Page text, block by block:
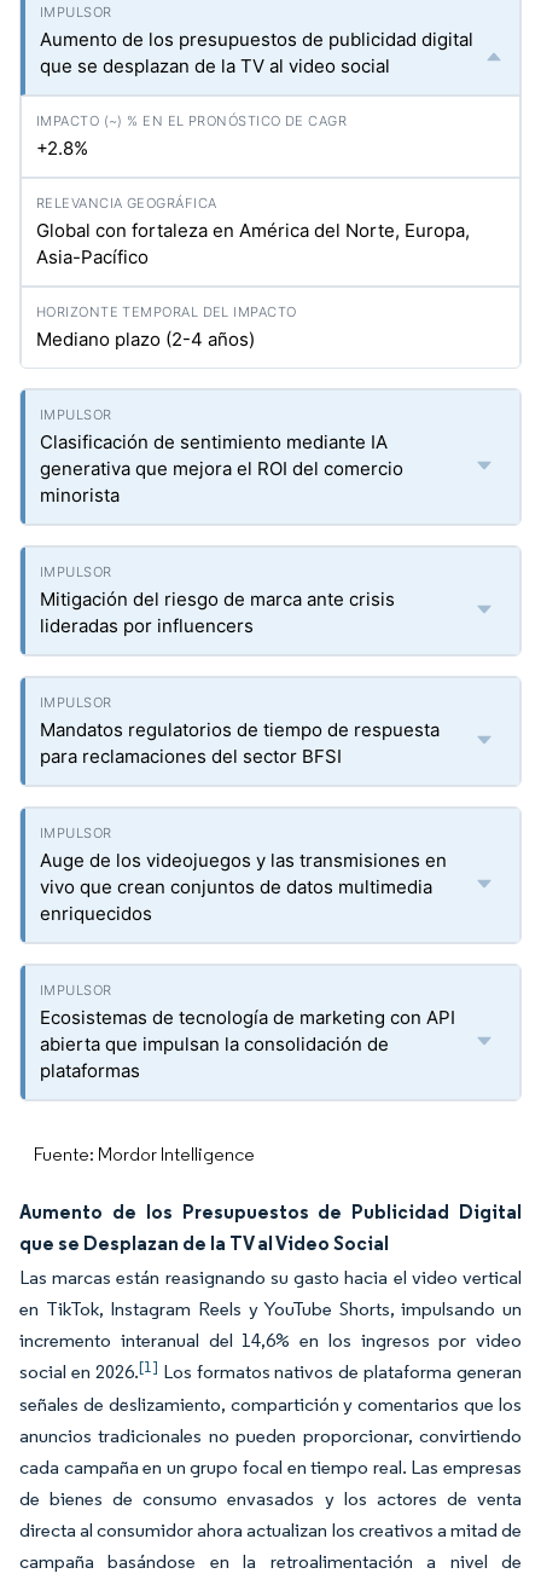
Aumento de los presupuestos de publicidad digital
que se desplazan de la TV al video social
+2.8%
Global con fortaleza en América del Norte, Europa,
Asia-Pacífico
Mediano plazo (2-4 años)
Clasificación de sentimiento mediante IA
generativa que mejora el ROI del comercio
minorista
Mitigación del riesgo de marca ante crisis
lideradas por influencers
Mandatos regulatorios de tiempo de respuesta
para reclamaciones del sector BFSI
Auge de los videojuegos y las transmisiones en
vivo que crean conjuntos de datos multimedia
enriquecidos
Ecosistemas de tecnología de marketing con API
abierta que impulsan la consolidación de
plataformas
Fuente: Mordor Intelligence
Aumento de los Presupuestos de Publicidad Digital
que se Desplazan de la TV al Video Social
Las marcas están reasignando su gasto hacia el video vertical
en TikTok, Instagram Reels y YouTube Shorts, impulsando un
incremento interanual del 14,6% en los ingresos por video
social en 2026.[1] Los formatos nativos de plataforma generan
señales de deslizamiento, compartición y comentarios que los
anuncios tradicionales no pueden proporcionar, convirtiendo
cada campaña en un grupo focal en tiempo real. Las empresas
de bienes de consumo envasados y los actores de venta
directa al consumidor ahora actualizan los creativos a mitad de
campaña basándose en la retroalimentación a nivel de